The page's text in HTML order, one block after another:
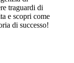
traguardi di
e scopri come
di successo!